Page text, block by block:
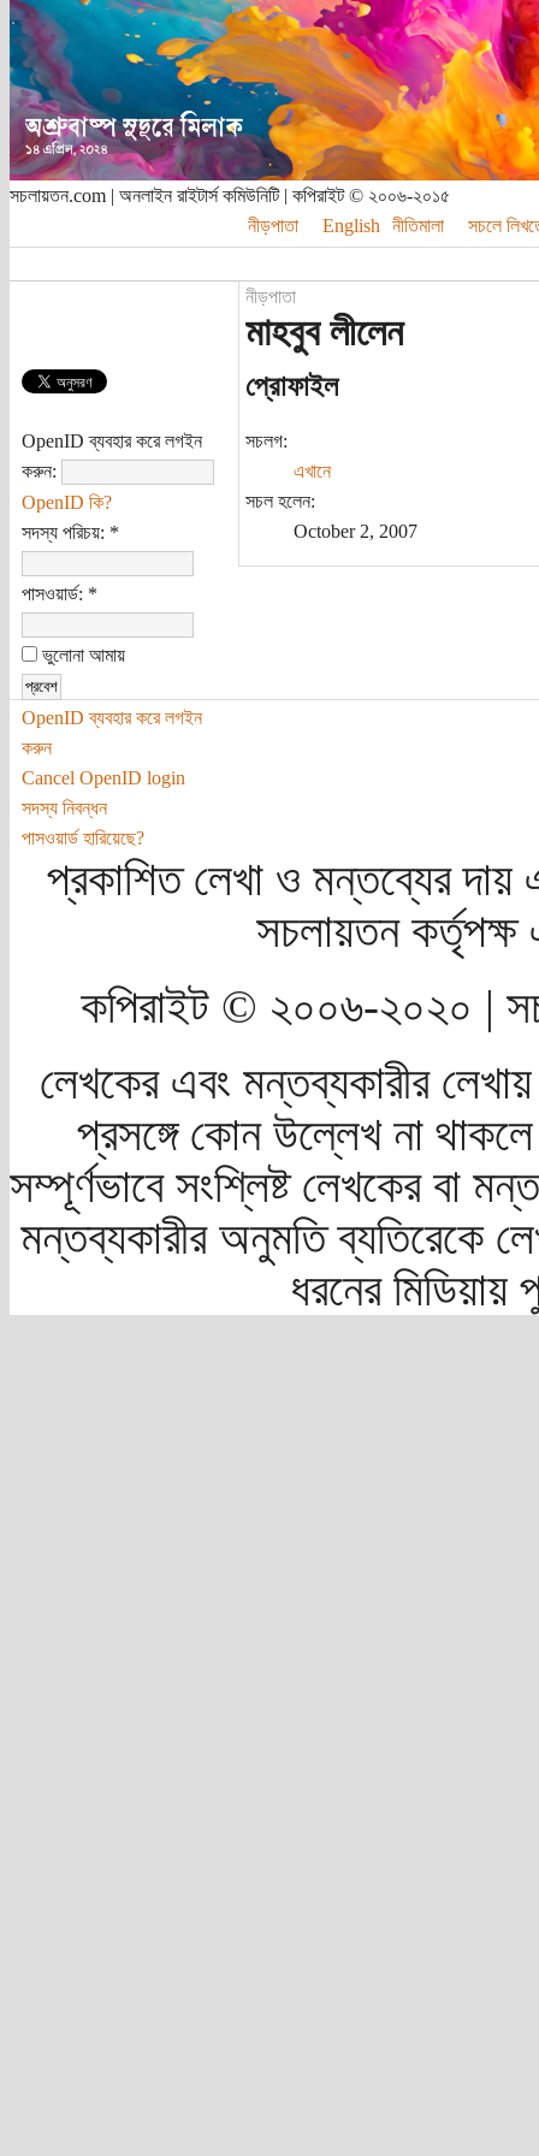
সচলায়তন.com | অনলাইন রাইটার্স কমিউনিটি | কপিরাইট © ২০০৬-২০১৫
নীড়পাতা
English নীতিমালা সচলে
OpenID ব্যবহার করে লগইন
করুন:
OpenID কি?
সদস্য পরিচয়: *
পাসওয়ার্ড: *
ভুলোনা আমায়
OpenID ব্যবহার করে লগইন
করুন
Cancel OpenID login
সদস্য নিবন্ধন
পাসওয়ার্ড হারিয়েছে?
নীড়পাতা
মাহবুব লীলেন
প্রোফাইল
সচলগ:
এখানে
সচল হলেন:
October 2, 2007
প্রকাশিত লেখা ও মন্তব্যের দায়
সচলায়তন
কপিরাইট © ২০০৬-২০২০ |
লেখকের এবং মন্তব্যকারীর
প্রসঙ্গে কোন উল্লেখ না
সম্পূর্ণভাবে সংশ্লিষ্ট লেখকের বা
মন্তব্যকারীর অনুমতি ব্যতিরেকে
ধরনের মিডিয়ায়